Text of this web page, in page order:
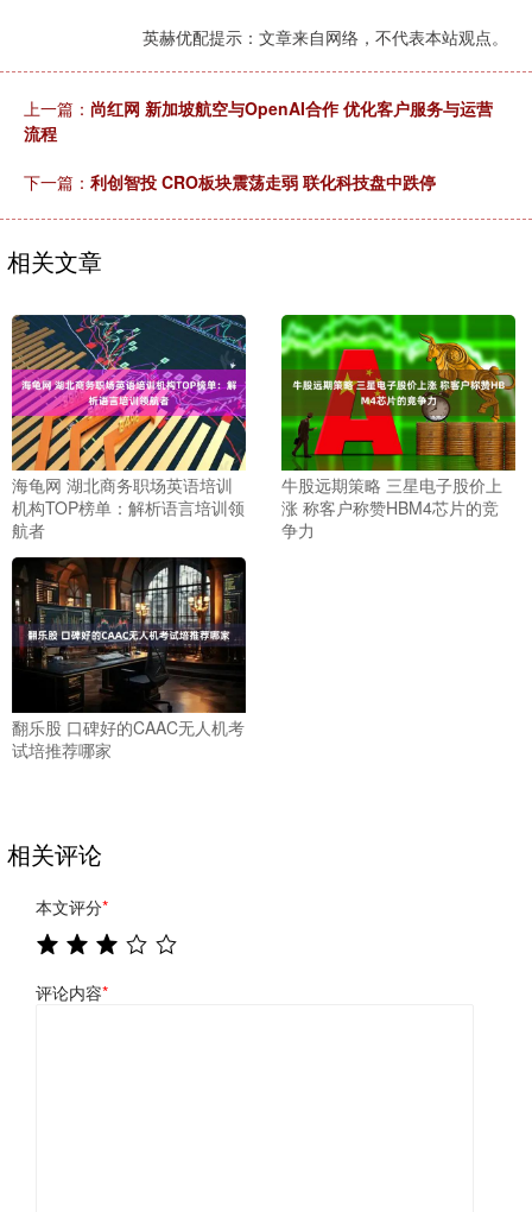
英赫优配提示：文章来自网络，不代表本站观点。
上一篇： 尚红网 新加坡航空与OpenAI合作 优化客户服务与运营
流程
下一篇： 利创智投 CRO板块震荡走弱 联化科技盘中跌停
相关文章
海龟网 湖北商务职场英语培训
机构TOP榜单：解析语言培训领
航者
牛股远期策略 三星电子股价上
涨 称客户称赞HBM4芯片的竞
争力
翻乐股 口碑好的CAAC无人机考
试培推荐哪家
相关评论
本文评分*
评论内容*